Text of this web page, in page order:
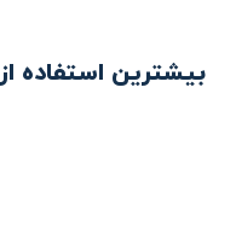
بیشترین استفاده از amy